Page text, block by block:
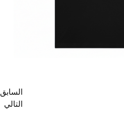
السابق
التالي